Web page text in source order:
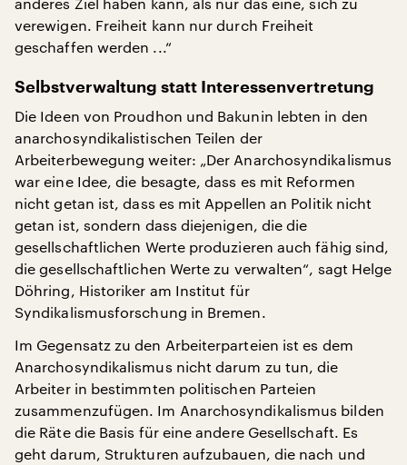
verewigen. Freiheit kann nur durch Freiheit
geschaffen werden ...“
Selbstverwaltung statt Interessenvertretung
Die Ideen von Proudhon und Bakunin lebten in den
anarchosyndikalistischen Teilen der
Arbeiterbewegung weiter: „Der Anarchosyndikalismus
war eine Idee, die besagte, dass es mit Reformen
nicht getan ist, dass es mit Appellen an Politik nicht
getan ist, sondern dass diejenigen, die die
gesellschaftlichen Werte produzieren auch fähig sind,
die gesellschaftlichen Werte zu verwalten“, sagt Helge
Döhring, Historiker am Institut für
Syndikalismusforschung in Bremen.
Im Gegensatz zu den Arbeiterparteien ist es dem
Anarchosyndikalismus nicht darum zu tun, die
Arbeiter in bestimmten politischen Parteien
zusammenzufügen. Im Anarchosyndikalismus bilden
die Räte die Basis für eine andere Gesellschaft. Es
geht darum, Strukturen aufzubauen, die nach und